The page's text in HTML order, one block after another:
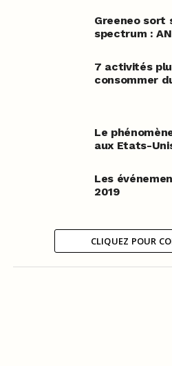
Greeneo sort
spectrum :
7 activités
consommer
Le
aux Etats-
Les
2019
CLIQUEZ POUR